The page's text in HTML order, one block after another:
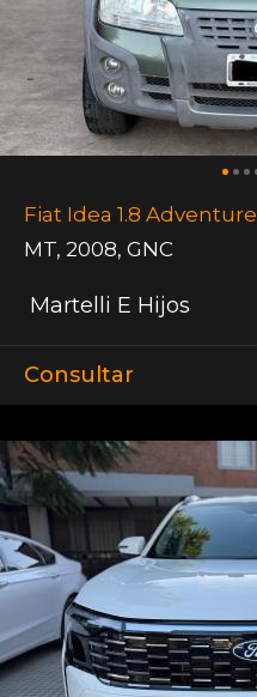
Fiat Idea 1.8 Adventure
MT, 2008, GNC
Martelli E Hijos
Consultar